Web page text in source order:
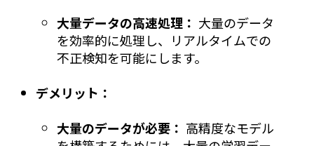
大量データの高速処理： 大量のデータ
を効率的に処理し、リアルタイムでの
不正検知を可能にします。
デメリット：
大量のデータが必要： 高精度なモデル